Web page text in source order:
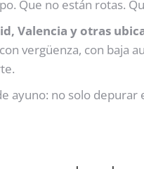
Que no están rotas.
Valencia y otras
vergüenza, con baja
ayuno: no solo depurar